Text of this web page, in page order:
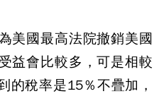
美國最高法院撤銷美國
益會比較多，可是相較
的稅率是15％不疊加，